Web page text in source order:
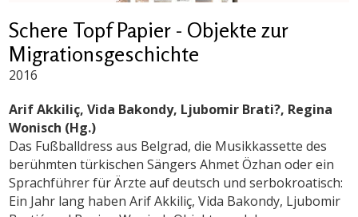
Schere Topf Papier - Objekte zur
Migrationsgeschichte
2016
Arif Akkiliç, Vida Bakondy, Ljubomir Brati?, Regina
Wonisch (Hg.)
Das Fußballdress aus Belgrad, die Musikkassette des
berühmten türkischen Sängers Ahmet Özhan oder ein
Sprachführer für Ärzte auf deutsch und serbokroatisch:
Ein Jahr lang haben Arif Akkiliç, Vida Bakondy, Ljubomir